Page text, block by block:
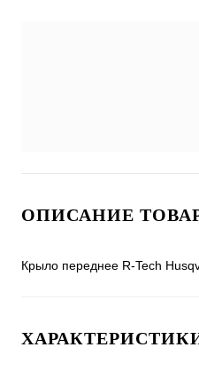
ОПИСАНИЕ
Крыло переднее R-Tech